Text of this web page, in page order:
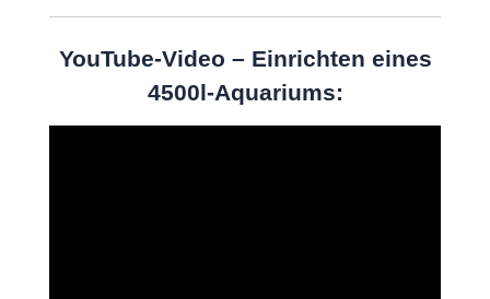
YouTube-Video – Einrichten eines
4500l-Aquariums: